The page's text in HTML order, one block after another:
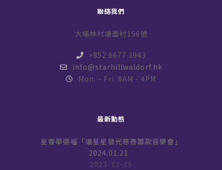
聯絡我們
大埔林村塘面村156號
+852 6677 3943
info@starhillwaldorf.hk
Mon. - Fri. 8AM - 4PM
最新動態
星睿華德福「讓星星發光慈善籌款音樂會」
2024.01.21
2023-12-19